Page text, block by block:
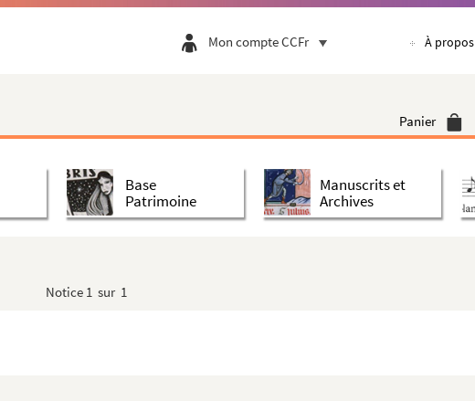
Mon compte CCFr À propos
Panier
Base
Patrimoine
Manuscrits et
Archives
Notice 1 sur 1